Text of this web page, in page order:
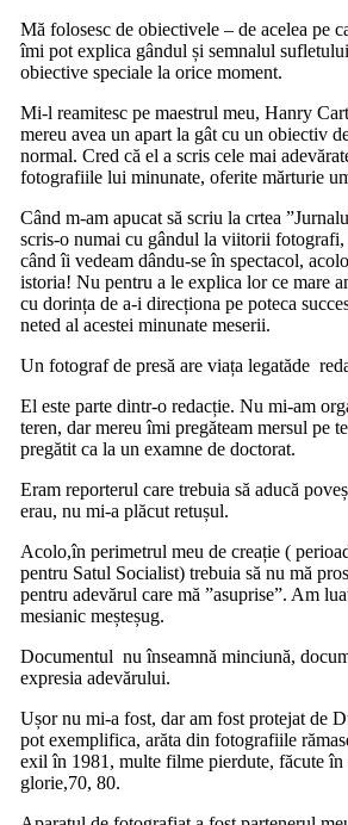
Mă folosesc de obiectivele – de acelea pe
îmi pot explica gândul și semnalul
obiective speciale la orice moment.
Mi-l reamitesc pe maestrul meu, Hanry
mereu avea un apart la gât cu un obiectiv
normal. Cred că el a scris cele mai
fotografiile lui minunate, oferite mărturie
Când m-am apucat să scriu la crtea
scris-o numai cu gândul la viitorii fotografi,
când îi vedeam dându-se în spectacol,
istoria! Nu pentru a le explica lor ce mare
cu dorința de a-i direcționa pe poteca
neted al acestei minunate meserii.
Un fotograf de presă are viața legatăde
El este parte dintr-o redacție. Nu mi-am
teren, dar mereu îmi pregăteam mersul pe
pregătit ca la un examne de doctorat.
Eram reporterul care trebuia să aducă
erau, nu mi-a plăcut retușul.
Acolo,în perimetrul meu de creație (
pentru Satul Socialist) trebuia să nu mă
pentru adevărul care mă ”asuprise”. Am
mesianic meșteșug.
Documentul nu înseamnă minciună,
expresia adevărului.
Ușor nu mi-a fost, dar am fost protejat de
pot exemplifica, arăta din fotografiile
exil în 1981, multe filme pierdute, făcute în
glorie,70, 80.